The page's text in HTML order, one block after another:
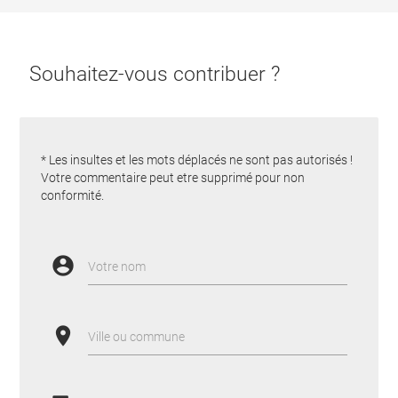
Souhaitez-vous contribuer ?
* Les insultes et les mots déplacés ne sont pas autorisés !
Votre commentaire peut etre supprimé pour non
conformité.
account_circle Votre nom
place Ville ou commune